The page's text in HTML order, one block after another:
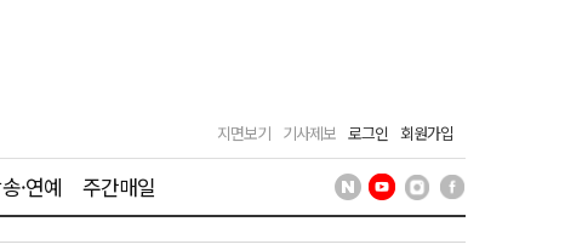
지면보기 기사제보 로그인 회원가입
·연예 주간매일